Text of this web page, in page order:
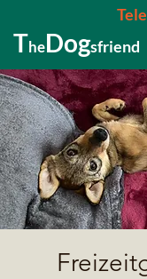
TheDogsfriend